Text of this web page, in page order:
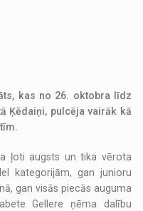
kas no 26. oktobra līdz
Ķēdaiņi, pulcēja vairāk kā
ļoti augsts un tika vērota
kategorijām, gan junioru
gan visās piecās auguma
Gellere ņēma dalību